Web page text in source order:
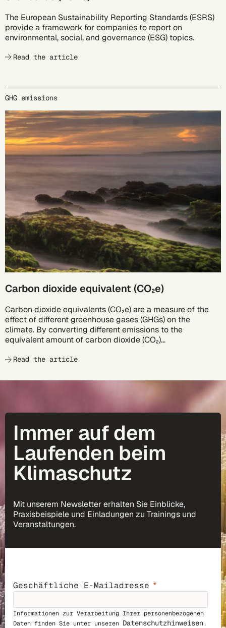
The European Sustainability Reporting Standards (ESRS)
provide a framework for companies to report on
environmental, social, and governance (ESG) topics.
Read the article
GHG emissions
Carbon dioxide equivalent (CO₂e)
Carbon dioxide equivalents (CO₂e) are a measure of the
effect of different greenhouse gases (GHGs) on the
climate. By converting different emissions to the
equivalent amount of carbon dioxide (CO₂)...
Read the article
Immer auf dem
Laufenden beim
Klimaschutz
Mit unserem Newsletter erhalten Sie Einblicke,
Praxisbeispiele und Einladungen zu Trainings und
Veranstaltungen.
Geschäftliche E-Mailadresse
Informationen zur Verarbeitung Ihrer personenbezogenen
Daten finden Sie unter unseren Datenschutzhinweisen.